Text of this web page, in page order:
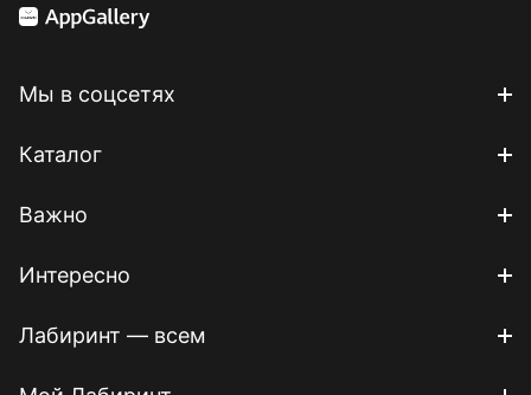
Мы в соцсетях
Каталог
Важно
Интересно
Лабиринт — всем